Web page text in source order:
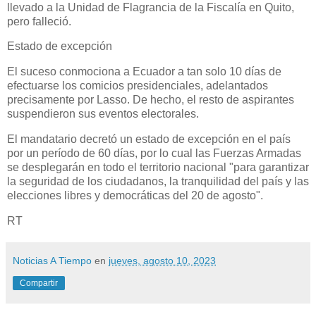
llevado a la Unidad de Flagrancia de la Fiscalía en Quito,
pero falleció.
Estado de excepción
El suceso conmociona a Ecuador a tan solo 10 días de
efectuarse los comicios presidenciales, adelantados
precisamente por Lasso. De hecho, el resto de aspirantes
suspendieron sus eventos electorales.
El mandatario decretó un estado de excepción en el país
por un período de 60 días, por lo cual las Fuerzas Armadas
se desplegarán en todo el territorio nacional "para garantizar
la seguridad de los ciudadanos, la tranquilidad del país y las
elecciones libres y democráticas del 20 de agosto".
RT
Noticias A Tiempo en jueves, agosto 10, 2023
Compartir